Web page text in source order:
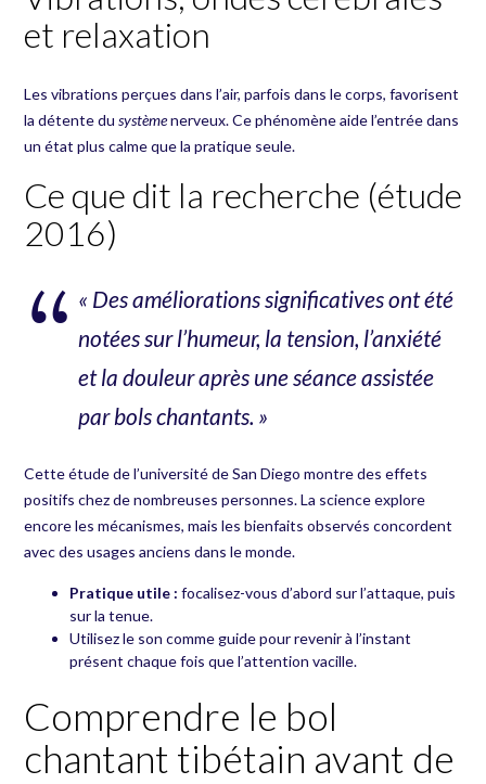
et relaxation
Les vibrations perçues dans l’air, parfois dans le corps, favorisent
la détente du systèmenerveux. Ce phénomène aide l’entrée dans
un état plus calme que la pratique seule.
Ce que dit la recherche (étude
2016)
« Des améliorations significatives ont été
notées sur l’humeur, la tension, l’anxiété
et la douleur après une séance assistée
par bols chantants. »
Cette étude de l’université de San Diego montre des effets
positifs chez de nombreuses personnes. La science explore
encore les mécanismes, mais les bienfaits observés concordent
avec des usages anciens dans le monde.
Pratique utile : focalisez-vous d’abord sur l’attaque, puis
sur la tenue.
Utilisez le son comme guide pour revenir à l’instant
présent chaque fois que l’attention vacille.
Comprendre le bol
chantant tibétain avant de